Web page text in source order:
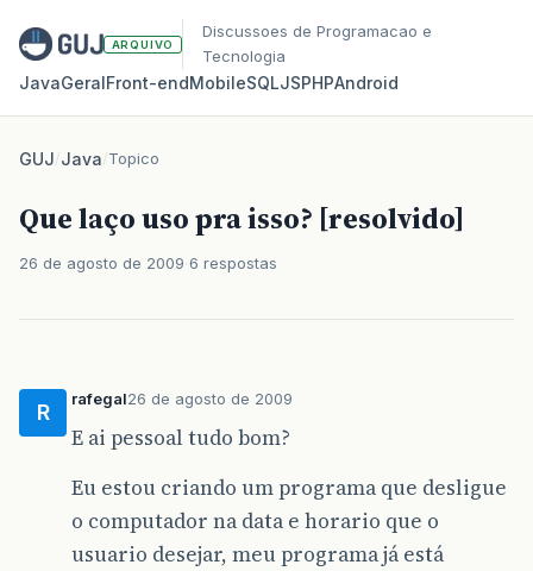
ARQUIVO
Discussoes de Programacao e
Tecnologia
JavaGeralFront‑endMobileSQLJSPHPAndroid
GUJ/Java/Topico
Que laço uso pra isso? [resolvido]
26 de agosto de 2009 6 respostas
R
rafegal26 de agosto de 2009
E ai pessoal tudo bom?
Eu estou criando um programa que desligue
o computador na data e horario que o
usuario desejar, meu programa já está